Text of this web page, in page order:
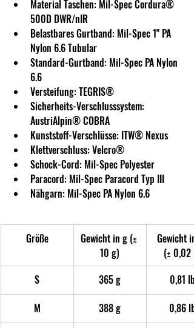
Material Taschen: Mil-Spec Cordura®
500D DWR/nIR
Belastbares Gurtband: Mil-Spec 1" PA
Nylon 6.6 Tubular
Standard-Gurtband: Mil-Spec PA Nylon
6.6
Versteifung: TEGRIS®
Sicherheits-Verschlusssystem:
AustriAlpin® COBRA
Kunststoff-Verschlüsse: ITW® Nexus
Klettverschluss: Velcro®
Schock-Cord: Mil-Spec Polyester
Paracord: Mil-Spec Paracord Typ III
Nähgarn: Mil-Spec PA Nylon 6.6
Größe
Gewicht in g (±
10 g)
Gewicht
(± 0,02
S
365 g
0,81 lb
M
388 g
0,86 lb